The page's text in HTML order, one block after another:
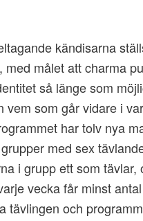
kändisarna
med målet att charma
så länge som
som går vidare i
har tolv nya
med sex
i grupp ett som tävlar,
vecka får minst
tävlingen och